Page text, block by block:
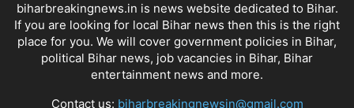
biharbreakingnews.in is news website dedicated to Bihar.
If you are looking for local Bihar news then this is the right
place for you. We will cover government policies in Bihar,
political Bihar news, job vacancies in Bihar, Bihar
entertainment news and more.
Contact us: biharbreakingnewsin@gmail.com